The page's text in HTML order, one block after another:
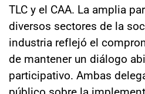
TLC y el CAA. La amplia
diversos sectores de la
industria reflejó el
de mantener un diálogo
participativo. Ambas